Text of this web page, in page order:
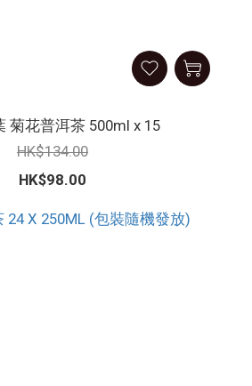
菊花普洱茶 500ml x 15
HK$134.00
HK$98.00